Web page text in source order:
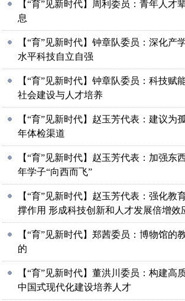
【“育”见新时代】周利委员：青年人才
息
【“育”见新时代】钟章队委员：深化产
水平科技自立自强
【“育”见新时代】钟章队委员：科技赋
社会建设与人才培养
【“育”见新时代】赵玉芳代表：建议为
年体检渠道
【“育”见新时代】赵玉芳代表：加强东
年学子“向西而飞”
【“育”见新时代】赵玉芳代表：强化教
撑作用 形成科技创新和人才发展倍增效
【“育”见新时代】郑茜委员：博物馆的
的
【“育”见新时代】董洪川委员：构建高
中国式现代化建设培养人才